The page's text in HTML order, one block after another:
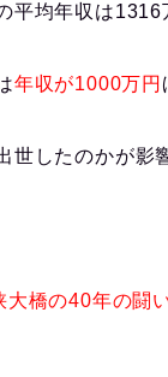
平均年収は1316
年収が1000万円
世したのかが影
大橋の40年の闘